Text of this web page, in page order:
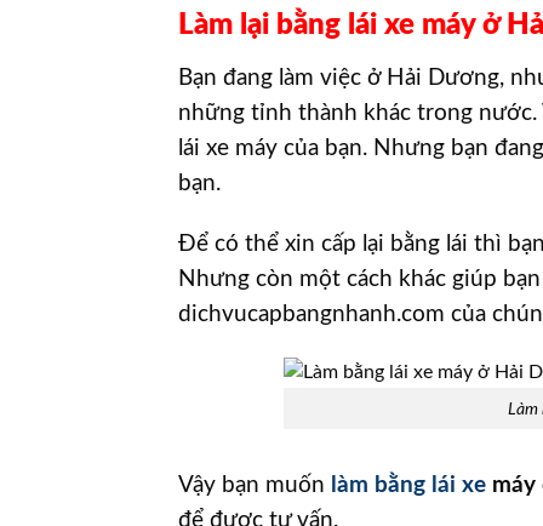
Làm lại bằng lái xe máy ở
Bạn đang làm việc ở Hải Dương,
những tỉnh thành khác trong nước.
lái xe máy của bạn. Nhưng bạn
bạn.
Để có thể xin cấp lại bằng lái thì
Nhưng còn một cách khác giúp
dichvucapbangnhanh.com của
Làm
Vậy bạn muốn làm bằng lái xe máy
để được tư vấn.